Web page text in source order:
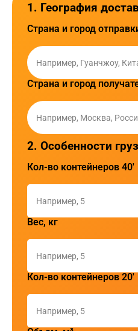
1. География
Страна и город
Страна и город
2. Особенности
Кол-во контейнеров 40'
Вес, кг
Кол-во контейнеров 20'